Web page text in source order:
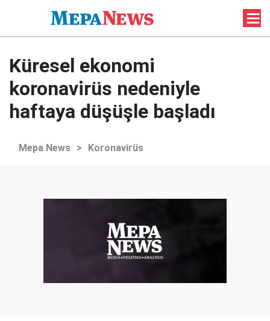
Küresel ekonomi
koronavirüs nedeniyle
haftaya düşüşle başladı
Mepa News > Koronavirüs